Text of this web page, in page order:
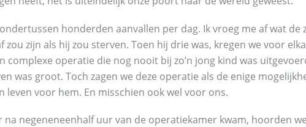
honderden aanvallen per dag. Ik vroeg me af wat de
zou zijn als hij zou sterven. Toen hij drie was, kregen we voor
complexe operatie die nog nooit bij zo’n jong kind was
was groot. Toch zagen we deze operatie als de enige
leven voor hem. En misschien ook wel voor ons.
na negeneneenhalf uur van de operatiekamer kwam, hoorden